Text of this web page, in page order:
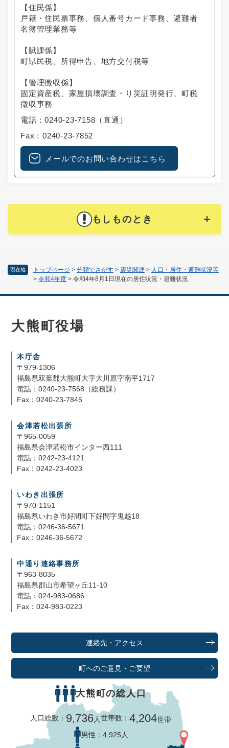
現在地 トップページ > 分類でさがす > 震災関連 > 人口・居住・避難状況等
> 令和4年度 > 令和4年8月1日現在の居住状況・避難状況
【住民係】
戸籍・住民票事務、個人番号カード事務、避難者
名簿管理業務等
【賦課係】
町県民税、所得申告、地方交付税等
【管理徴収係】
固定資産税、家屋損壊調査・り災証明発行、町税
徴収事務
電話：0240-23-7158（直通）
Fax：0240-23-7852
メールでのお問い合わせはこちら
もしものとき
大熊町役場
本庁舎
〒979-1306
福島県双葉郡大熊町大字大川原字南平1717
電話：0240-23-7568（総務課）
Fax：0240-23-7845
会津若松出張所
〒965-0059
福島県会津若松市インター西111
電話：0242-23-4121
Fax：0242-23-4023
いわき出張所
〒970-1151
福島県いわき市好間町下好間字鬼越18
電話：0246-36-5671
Fax：0246-36-5672
中通り連絡事務所
〒963-8035
福島県郡山市希望ヶ丘11-10
電話：024-983-0686
Fax：024-983-0223
連絡先・アクセス
町へのご意見・ご要望
大熊町の総人口
人口総数： 9,736人世帯数：4,204世帯
男性： 4,925人